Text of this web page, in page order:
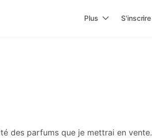
Plus S'inscrire
des parfums que je mettrai en vente.